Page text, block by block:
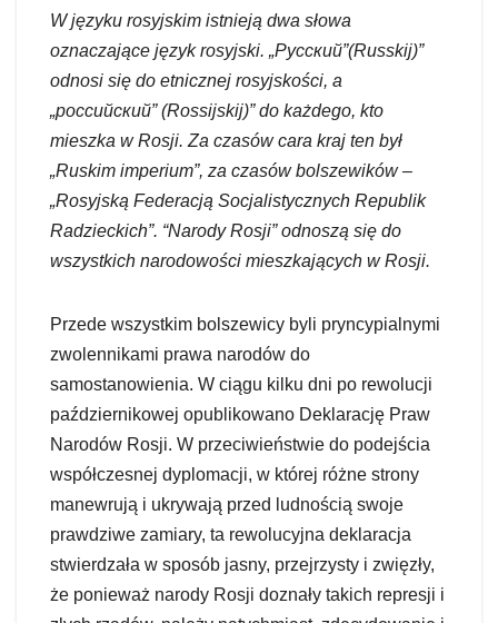
W języku rosyjskim istnieją dwa słowa
oznaczające język rosyjski. „Русский”(Russkij)”
odnosi się do etnicznej rosyjskości, a
„российский” (Rossijskij)” do każdego, kto
mieszka w Rosji. Za czasów cara kraj ten był
„Ruskim imperium”, za czasów bolszewików –
„Rosyjską Federacją Socjalistycznych Republik
Radzieckich”. “Narody Rosji” odnoszą się do
wszystkich narodowości mieszkających w Rosji.
Przede wszystkim bolszewicy byli pryncypialnymi
zwolennikami prawa narodów do
samostanowienia. W ciągu kilku dni po rewolucji
październikowej opublikowano Deklarację Praw
Narodów Rosji. W przeciwieństwie do podejścia
współczesnej dyplomacji, w której różne strony
manewrują i ukrywają przed ludnością swoje
prawdziwe zamiary, ta rewolucyjna deklaracja
stwierdzała w sposób jasny, przejrzysty i zwięzły,
że ponieważ narody Rosji doznały takich represji i